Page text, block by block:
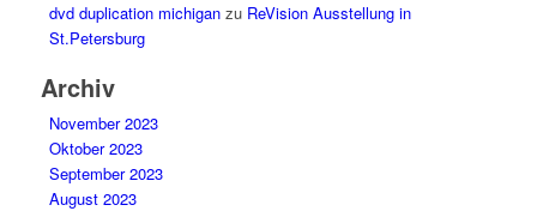
dvd duplication michiganzu ReVision Ausstellung in
St.Petersburg
Archiv
November 2023
Oktober 2023
September 2023
August 2023